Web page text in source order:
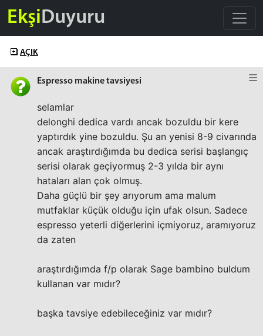
EkşiDuyuru
AÇIK
Espresso makine tavsiyesi
selamlar
delonghi dedica vardı ancak bozuldu bir kere
yaptırdık yine bozuldu. Şu an yenisi 8-9 civarında
ancak araştırdığımda bu dedica serisi başlangıç
serisi olarak geçiyormuş 2-3 yılda bir aynı
hataları alan çok olmuş.
Daha güçlü bir şey arıyorum ama malum
mutfaklar küçük olduğu için ufak olsun. Sadece
espresso yeterli diğerlerini içmiyoruz, aramıyoruz
da zaten
araştırdığımda f/p olarak Sage bambino buldum
kullanan var mıdır?
başka tavsiye edebileceğiniz var mıdır?